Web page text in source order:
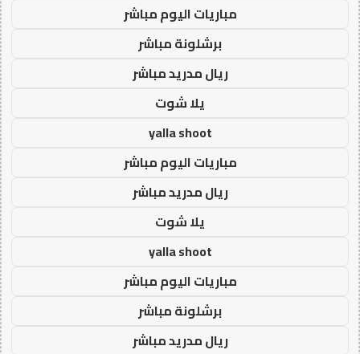
مباريات اليوم مباشر
برشلونة مباشر
ريال مدريد مباشر
يلا شوت
yalla shoot
مباريات اليوم مباشر
ريال مدريد مباشر
يلا شوت
yalla shoot
مباريات اليوم مباشر
برشلونة مباشر
ريال مدريد مباشر